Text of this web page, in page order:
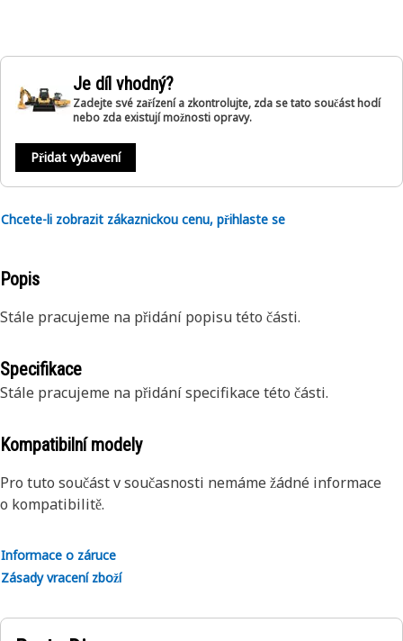
Je díl vhodný?
Zadejte své zařízení a zkontrolujte, zda se tato součást hodí
nebo zda existují možnosti opravy.
Přidat vybavení
Chcete-li zobrazit zákaznickou cenu, přihlaste se
Popis
Stále pracujeme na přidání popisu této části.
Specifikace
Stále pracujeme na přidání specifikace této části.
Kompatibilní modely
Pro tuto součást v současnosti nemáme žádné informace
o kompatibilitě.
Informace o záruce
Zásady vracení zboží